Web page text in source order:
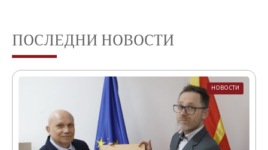
ПОСЛЕДНИ НОВОСТИ
НОВОСТИ